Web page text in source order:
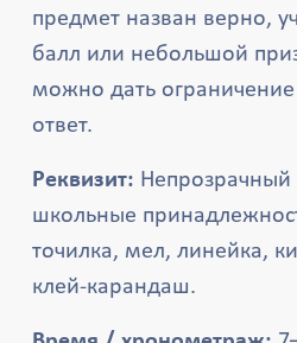
предмет назван верно,
балл или небольшой
можно дать
ответ.
Реквизит:
школьные
точилка, мел, линейка,
клей-карандаш.